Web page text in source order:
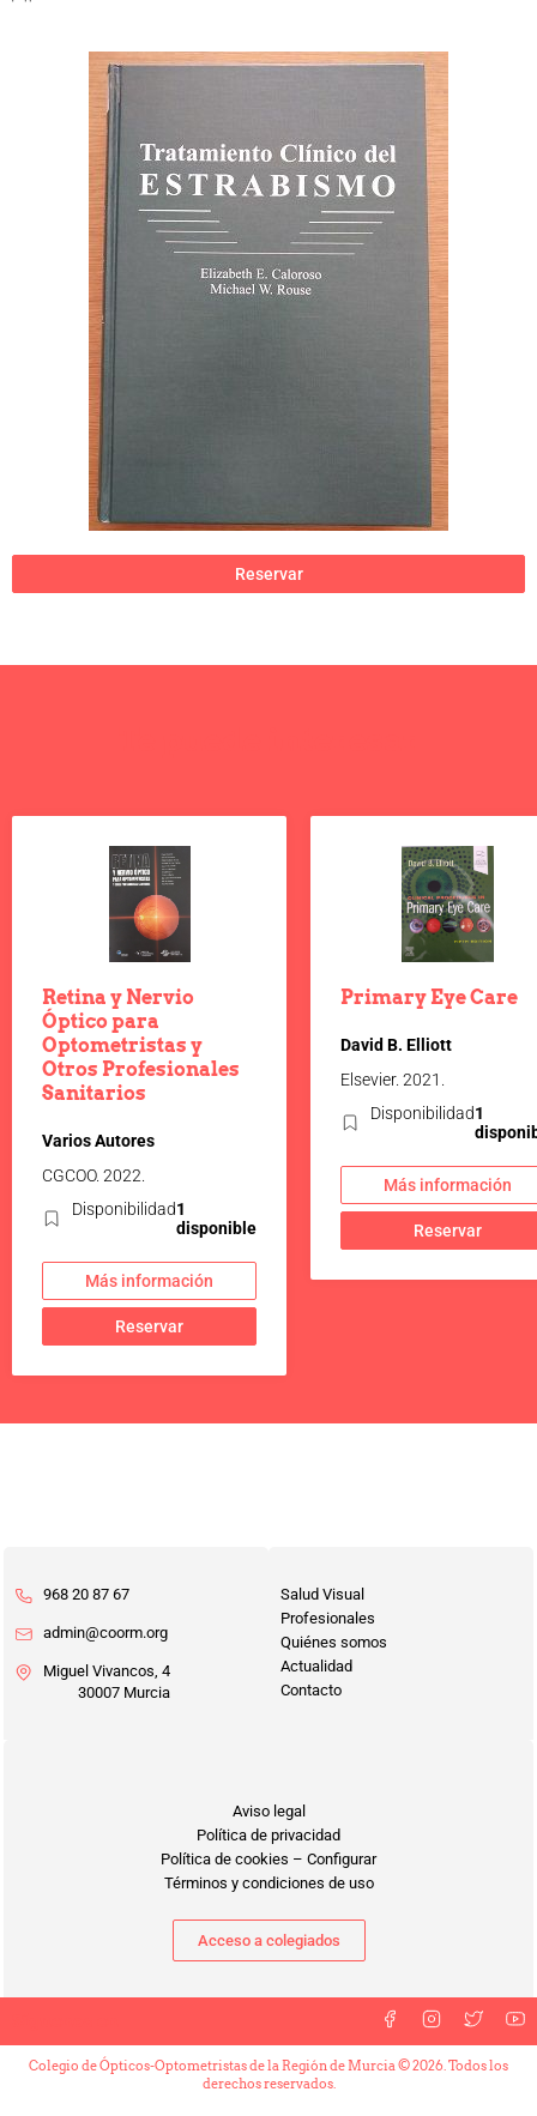
Formación
Formación
Archivo de formación
Vídeos de formación
Eventos COORM
MURCIA OPTOM MEETING 2025
V Congreso de Salud Visual y Pediatría 2022
Transparencia
Quiénes somos
Actualidad
Contacto
Reservar
Retina y Nervio
Óptico para
Optometristas y
Otros Profesionales
Sanitarios
Varios Autores
CGCOO. 2022.
Disponibilidad1
disponible
Más información
Reservar
Primary Eye Care
David B. Elliott
Elsevier. 2021.
Disponibilidad1
Más información
Reservar
968 20 87 67
admin@coorm.org
Miguel Vivancos, 4
30007 Murcia
Salud Visual
Profesionales
Quiénes somos
Actualidad
Contacto
Aviso legal
Política de privacidad
Política de cookies – Configurar
Términos y condiciones de uso
Acceso a colegiados
Colegio de Ópticos-Optometristas de la Región de Murcia © 2026. Todos los
derechos reservados.